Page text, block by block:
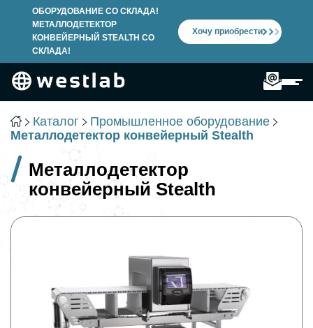
ОБОРУДОВАНИЕ СО СКЛАДА!
МЕТАЛЛОДЕТЕКТОР
КОНВЕЙЕРНЫЙ STEALTH СО
СКЛАДА!
Хочу приобрести
Промышленное оборудование
Лабораторное оборудование
Испытательное оборудование
Микробиология и расходные материалы
Каталог
Промышленное оборудование
Металлодетектор конвейерный Stealth
Металлодетектор
конвейерный Stealth